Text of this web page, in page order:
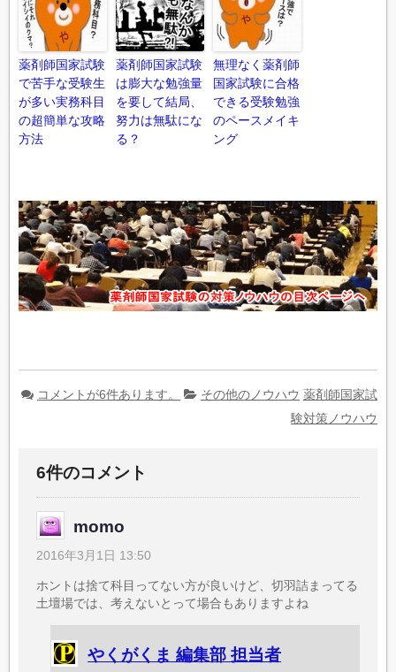
薬剤師国家試験
で苦手な受験生
が多い実務科目
の超簡単な攻略
方法
薬剤師国家試験
は膨大な勉強量
を要して結局、
努力は無駄にな
る？
無理なく薬剤師
国家試験に合格
できる受験勉強
のペースメイキ
ング
コメントが6件あります。 その他のノウハウ 薬剤師国家試
験対策ノウハウ
6件のコメント
momo
2016年3月1日 13:50
ホントは捨て科目ってない方が良いけど、切羽詰まってる
土壇場では、考えないとって場合もありますよね
やくがくま 編集部 担当者